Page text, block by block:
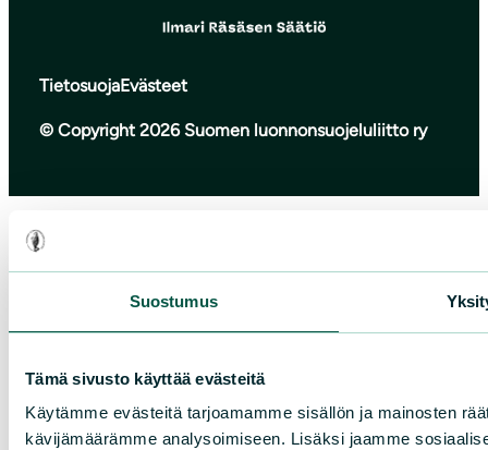
Suostumus
Tämä sivusto käyttää evästeitä
Käytämme evästeitä tarjoamamme sisällön ja mainosten
kävijämäärämme analysoimiseen. Lisäksi jaamme
TietosuojaEvästeet
© Copyright 2026 Suomen luonnonsuojeluliitto ry